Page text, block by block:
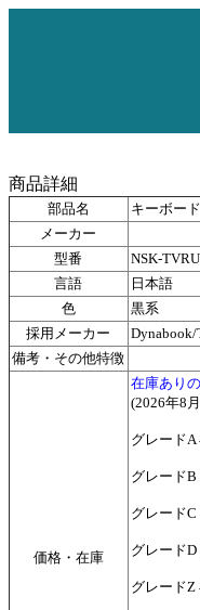
商品詳細
部品名
キーボード
メーカー
型番
NSK-
言語
日本語
色
黒系
採用メーカー
Dynabook/
備考・その他特徴
価格・在庫
在庫あり
(2026年8
グレードA
グレードB
グレードC
グレードD
グレードZ